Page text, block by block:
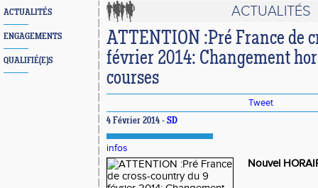
ACTUALITÉS
ENGAGEMENTS
QUALIFIÉ(E)S
ACTUALITÉS
ATTENTION :Pré France de
février 2014: Changement
courses
Tweet
4 Février 2014 - SD
infos
Nouvel